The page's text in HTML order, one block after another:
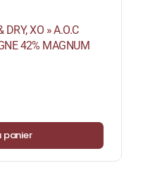
XO » A.O.C
42% MAGNUM
panier